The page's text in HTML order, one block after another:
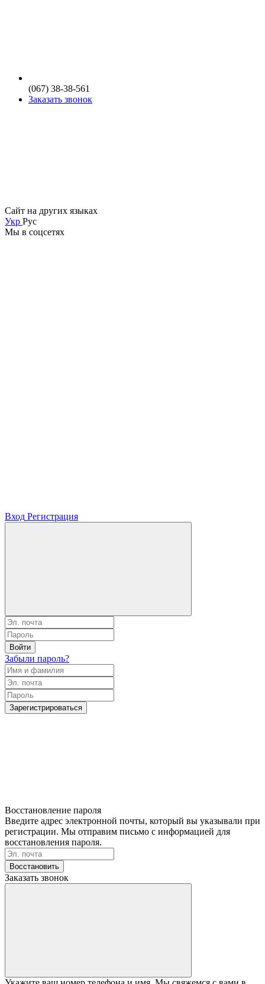
(067) 38-38-561
Заказать звонок
Сайт на других языках
Укр Рус
Мы в соцсетях
Вход Регистрация
Войти
Забыли пароль?
Зарегистрироваться
Восстановление пароля
Введите адрес электронной почты, который вы указывали при
регистрации. Мы отправим письмо с информацией для
восстановления пароля.
Восстановить
Заказать звонок